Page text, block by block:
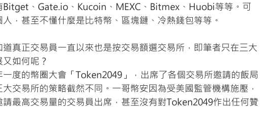
Bitget、Gate.io、Kucoin、MEXC、Bitmex、Huobi等等。可
，甚至不懂什麼是比特幣、區塊鏈、冷熱錢包等等。
真正交易員一直以來也是按交易額選交易所，即筆者只在三大
如何呢？
度的幣圈大會「Token2049」，出席了各個交易所邀請的飯局
交易所的策略截然不同。一哥幣安因為受美國監管機構施壓，
最高交易量的交易員出席，甚至沒有對Token2049作出任何贊